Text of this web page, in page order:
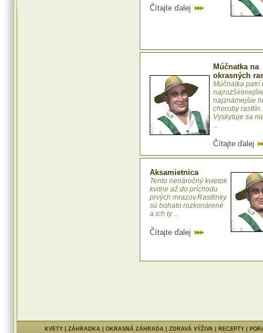
Čítajte ďalej
Múčnatka na
okrasných
Múčnatka patrí
najznámejšie
choroby rastlín.
Vyskytuje sa
...
Čítajte ďalej
Aksamietnica
Tento nenáročný kvietok
kvitne až do príchodu
prvých mrazov.Rastlinky
sú bohato rozkonárené
a ich ty ...
Čítajte ďalej
KVETY| ZÁHRADKA| OKRASNÁ ZÁHRADA| ZDRAVÁ VÝŽIVA| RECEPTY|